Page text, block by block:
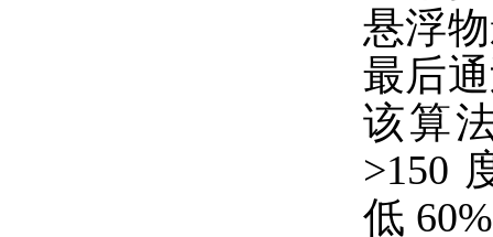
悬浮
最后
该算
>150
低